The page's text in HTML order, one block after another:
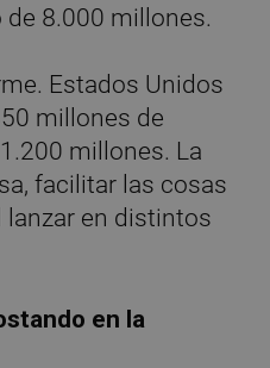
8.000 millones.
Estados Unidos
millones de
millones. La
facilitar las cosas
lanzar en distintos
en la